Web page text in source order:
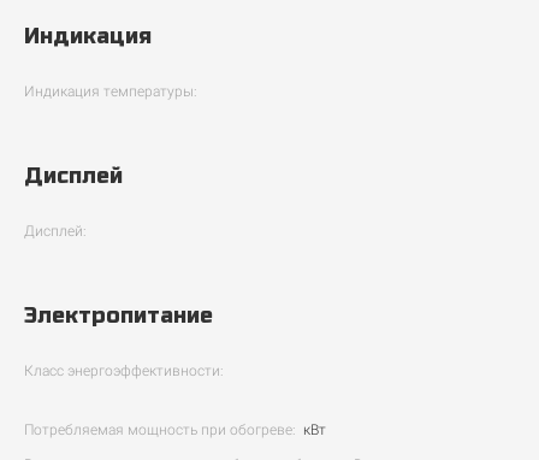
Индикация
Индикация температуры:
Дисплей
Дисплей:
Электропитание
Класс энергоэффективности:
Потребляемая мощность при обогреве: кВт